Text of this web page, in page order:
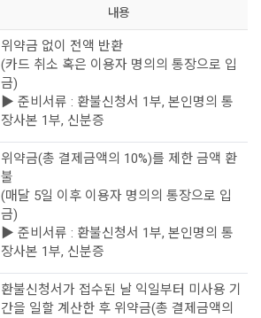
내용
위약금 없이 전액 반환
(카드 취소 혹은 이용자 명의의 통장으로 입
금)
▶ 준비서류 : 환불신청서 1부, 본인명의 통
장사본 1부, 신분증
위약금(총 결제금액의 10%)를 제한 금액 환
불
(매달 5일 이후 이용자 명의의 통장으로 입
금)
▶ 준비서류 : 환불신청서 1부, 본인명의 통
장사본 1부, 신분증
환불신청서가 접수된 날 익일부터 미사용 기
간을 일할 계산한 후 위약금(총 결제금액의